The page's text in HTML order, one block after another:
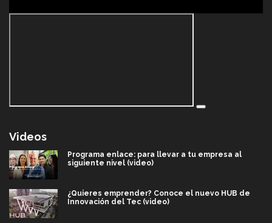
Videos
Programa enlace: para llevar a tu empresa al
siguiente nivel (video)
¿Quieres emprender? Conoce el nuevo HUB de
Innovación del Tec (video)